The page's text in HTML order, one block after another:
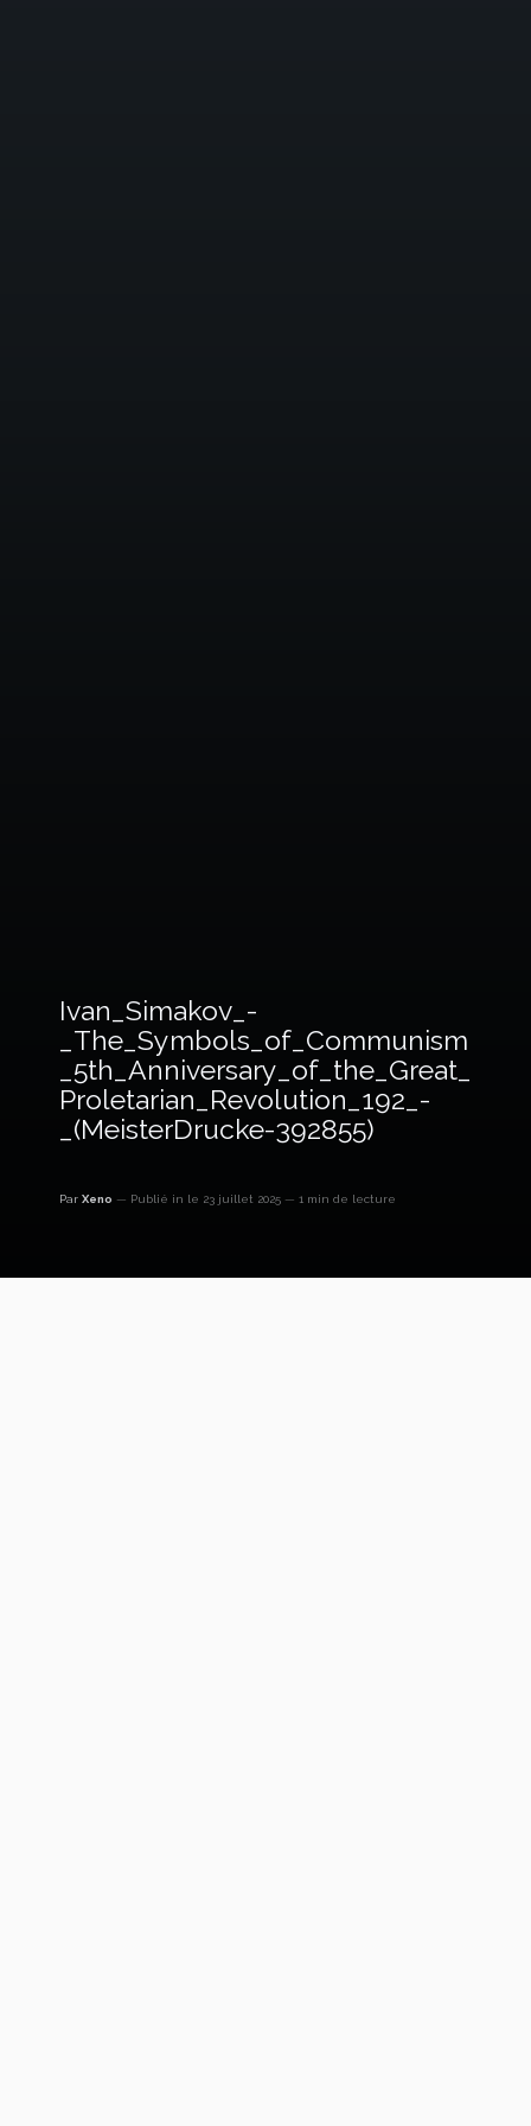
Ivan_Simakov_-
_The_Symbols_of_Communism
_5th_Anniversary_of_the_Great_
Proletarian_Revolution_192_-
_(MeisterDrucke-392855)
Par Xeno Publié in le 23 juillet 2025 1 min de lecture